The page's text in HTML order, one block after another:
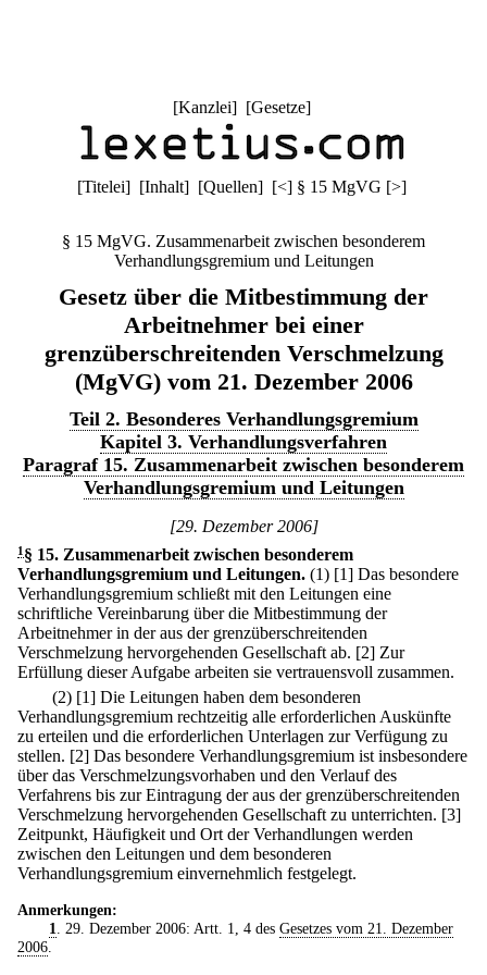
[Kanzlei] [Gesetze]
[Titelei] [Inhalt] [Quellen] [<] § 15 MgVG [>]
§ 15 MgVG. Zusammenarbeit zwischen besonderem
Verhandlungsgremium und Leitungen
Gesetz über die Mitbestimmung der
Arbeitnehmer bei einer
grenzüberschreitenden Verschmelzung
(MgVG) vom 21. Dezember 2006
Teil 2. Besonderes Verhandlungsgremium
Kapitel 3. Verhandlungsverfahren
Paragraf 15. Zusammenarbeit zwischen besonderem
Verhandlungsgremium und Leitungen
[29. Dezember 2006]
1 § 15. Zusammenarbeit zwischen besonderem
Verhandlungsgremium und Leitungen. (1) [1] Das besondere
Verhandlungsgremium schließt mit den Leitungen eine
schriftliche Vereinbarung über die Mitbestimmung der
Arbeitnehmer in der aus der grenzüberschreitenden
Verschmelzung hervorgehenden Gesellschaft ab. [2] Zur
Erfüllung dieser Aufgabe arbeiten sie vertrauensvoll zusammen.
(2) [1] Die Leitungen haben dem besonderen
Verhandlungsgremium rechtzeitig alle erforderlichen Auskünfte
zu erteilen und die erforderlichen Unterlagen zur Verfügung zu
stellen. [2] Das besondere Verhandlungsgremium ist insbesondere
über das Verschmelzungsvorhaben und den Verlauf des
Verfahrens bis zur Eintragung der aus der grenzüberschreitenden
Verschmelzung hervorgehenden Gesellschaft zu unterrichten. [3]
Zeitpunkt, Häufigkeit und Ort der Verhandlungen werden
zwischen den Leitungen und dem besonderen
Verhandlungsgremium einvernehmlich festgelegt.
Anmerkungen:
1. 29. Dezember 2006: Artt. 1, 4 des Gesetzes vom 21. Dezember
2006.